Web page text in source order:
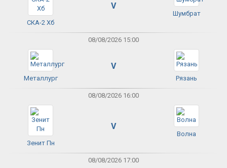
СКА-2 Хб
V
Шумбрат
08/08/2026 15:00
Металлург
V
Рязань
08/08/2026 16:00
Зенит Пн
V
Волна
08/08/2026 17:00